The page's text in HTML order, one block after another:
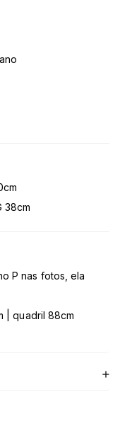
38cm
P nas fotos, ela
| quadril 88cm